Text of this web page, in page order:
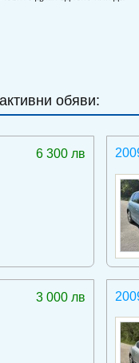
обяви:
6 300 лв
3 000 лв